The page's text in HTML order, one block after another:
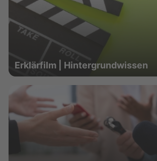
Erklärfilm | Hintergrundwissen